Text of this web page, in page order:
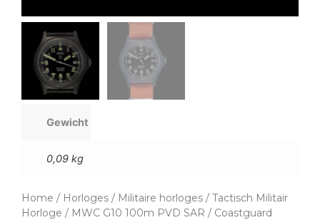
Gewicht
0,09 kg
Home / Horloges / Militaire horloges / Tactisch Militair
Horloge / MWC G10 100m PVD SAR / Coastguard